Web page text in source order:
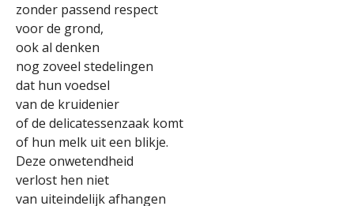
zonder passend respect
voor de grond,
ook al denken
nog zoveel stedelingen
dat hun voedsel
van de kruidenier
of de delicatessenzaak komt
of hun melk uit een blikje.
Deze onwetendheid
verlost hen niet
van uiteindelijk afhangen